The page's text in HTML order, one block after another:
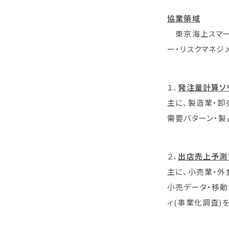
協業領域
東京海上スマ
ー・リスクマネ
１．発注量計算ソ
主に、製造業・
需要パターン・
２． 出店売上予測
主に、小売業・
小売データ・移
ィ(事業化調査)